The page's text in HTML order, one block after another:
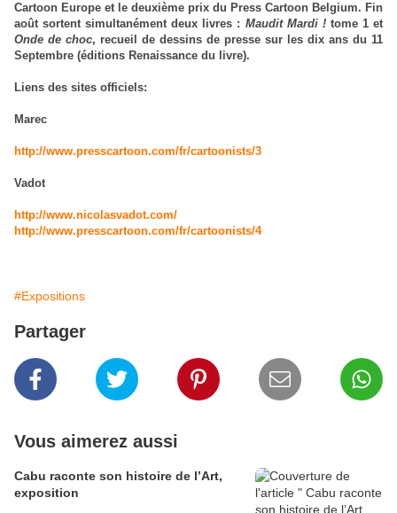
Cartoon Europe et le deuxième prix du Press Cartoon Belgium. Fin
août sortent simultanément deux livres : Maudit Mardi !tome 1 et
Onde de choc, recueil de dessins de presse sur les dix ans du 11
Septembre (éditions Renaissance du livre).
Liens des sites officiels:
Marec
http://www.presscartoon.com/fr/cartoonists/3
Vadot
http://www.nicolasvadot.com/
http://www.presscartoon.com/fr/cartoonists/4
#Expositions
Partager
Vous aimerez aussi
Cabu raconte son histoire de l’Art,
exposition